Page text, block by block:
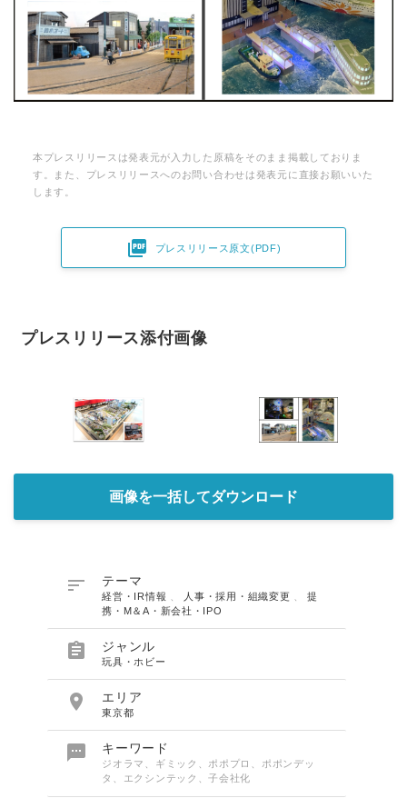
本プレスリリースは発表元が入力した原稿をそのまま掲載しておりま
す。また、プレスリリースへのお問い合わせは発表元に直接お願いいた
します。
 プレスリリース原文(PDF)
プレスリリース添付画像
画像を一括してダウンロード
 テーマ
経営・IR情報 人事・採用・組織変更 、提
携・M＆A・新会社・IPO
 ジャンル
玩具・ホビー
 エリア
東京都
 キーワード
ジオラマ、ギミック、ポポプロ、ポポンデッ
タ、エクシンテック、子会社化